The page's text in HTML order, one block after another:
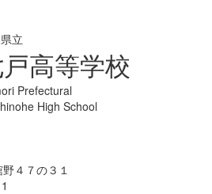
立
高等学校
Prefectural
High School
４７の３１